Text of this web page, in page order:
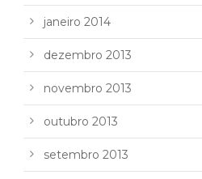
janeiro 2014
dezembro 2013
novembro 2013
outubro 2013
setembro 2013